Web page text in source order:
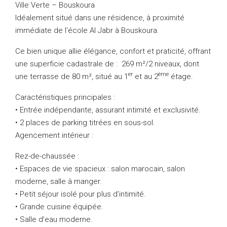
Ville Verte – Bouskoura
Idéalement situé dans une résidence, à proximité
immédiate de l’école Al Jabr à Bouskoura.
Ce bien unique allie élégance, confort et praticité, offrant
une superficie cadastrale de : 269 m²/2 niveaux, dont
une terrasse de 80 m², situé au 1 er et au 2ème étage.
Caractéristiques principales :
• Entrée indépendante, assurant intimité et exclusivité.
• 2 places de parking titrées en sous-sol.
Agencement intérieur :
Rez-de-chaussée :
• Espaces de vie spacieux : salon marocain, salon
moderne, salle à manger.
• Petit séjour isolé pour plus d’intimité.
• Grande cuisine équipée.
• Salle d’eau moderne.